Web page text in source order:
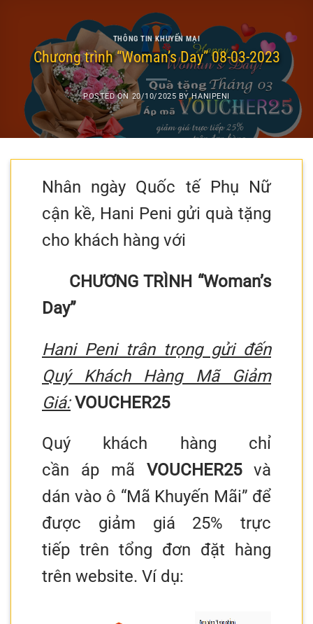
THÔNG TIN KHUYẾN MẠI
Chương trình “Woman’s Day” 08-03-2023
POSTED ON 20/10/2025 BYHANIPENI
Nhân ngày Quốc tế Phụ Nữ
cận kề, Hani Peni gửi quà tặng
cho khách hàng với
CHƯƠNG TRÌNH “Woman’s
Day”
Hani Peni trân trọng gửi đến
Quý Khách Hàng Mã Giảm
Giá: VOUCHER25
Quý khách hàng chỉ
cần áp mã
VOUCHER25 và
dán vào ô “Mã Khuyến Mãi” để
được giảm giá 25% trực
tiếp trên tổng đơn đặt hàng
trên website. Ví dụ: